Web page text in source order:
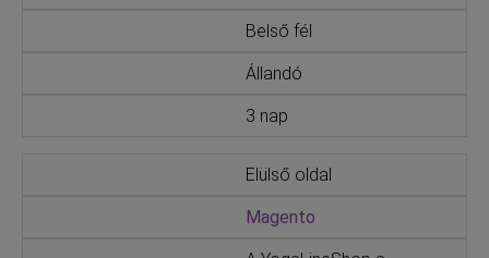
Belső fél
Állandó
3 nap
Elülső oldal
Magento